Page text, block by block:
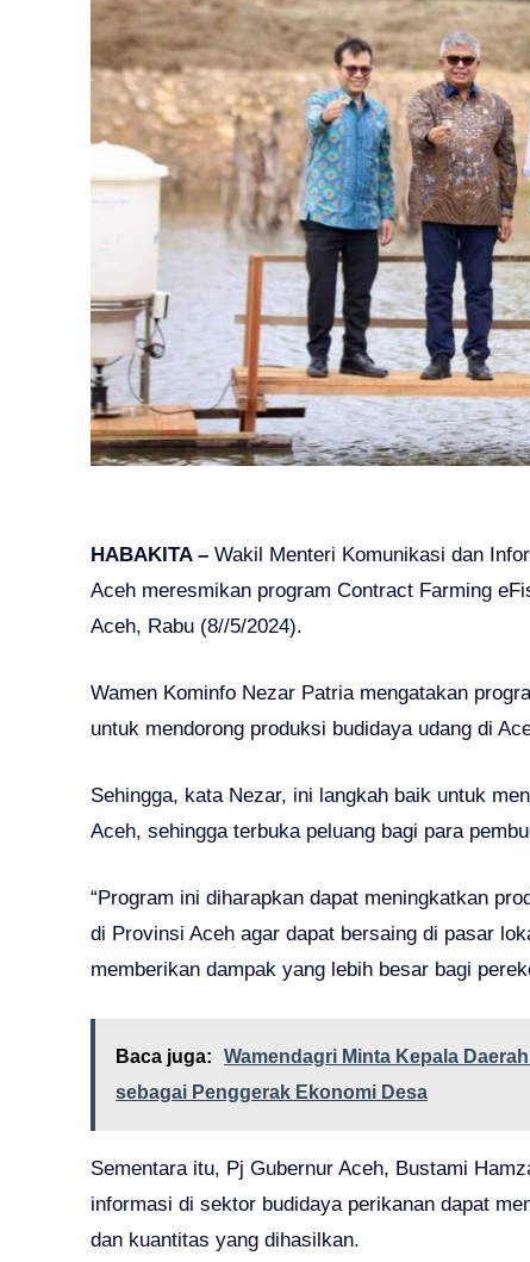
HABAKITA – Wakil Menteri Komunikasi dan
Aceh meresmikan program Contract Farming
Aceh, Rabu (8//5/2024).
Wamen Kominfo Nezar Patria mengatakan
untuk mendorong produksi budidaya udang di
Sehingga, kata Nezar, ini langkah baik untuk
Aceh, sehingga terbuka peluang bagi para
“Program ini diharapkan dapat meningkatkan
di Provinsi Aceh agar dapat bersaing di pasar
memberikan dampak yang lebih besar bagi
Baca juga:
Wamendagri Minta Kepala
sebagai Penggerak Ekonomi Desa
Sementara itu, Pj Gubernur Aceh, Bustami
informasi di sektor budidaya perikanan dapat
dan kuantitas yang dihasilkan.